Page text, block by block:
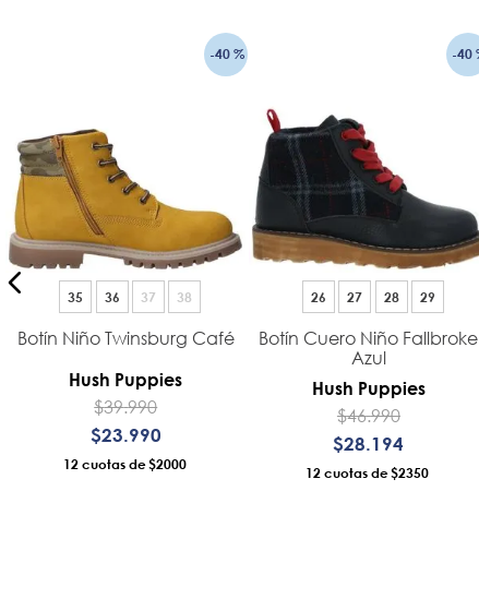
-40 %
35 36 37 38
Botín Niño Twinsburg Café
Hush Puppies
$39.990
$23.990
12 $2000
-40
26 27 28 29
Botín Cuero Niño Fallbroke
Azul
Hush Puppies
$46.990
$28 194
12 $2350